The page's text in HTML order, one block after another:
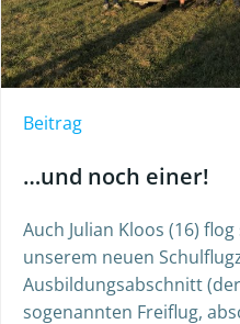
Beitrag
…und noch einer!
Auch Julian Kloos (16)
unserem neuen
Ausbildungsabschnitt
sogenannten Freiflug,